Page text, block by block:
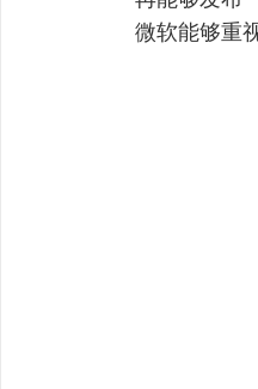
微软能够重